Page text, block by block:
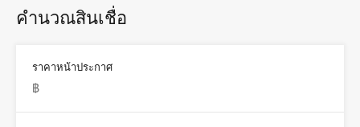
คำนวณสินเชื่อ
ราคาหน้าประกาศ